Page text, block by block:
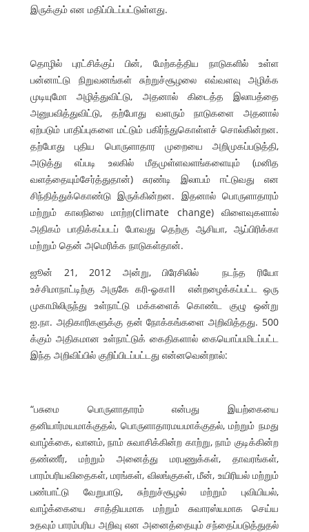
இருக்கும் என மதிப்பிடப்பட்டுள்ளது.
தொழில் புரட்சிக்குப் பின், மேற்கத்திய நாடுகளில் உள்ள
பன்னாட்டு நிறுவனங்கள் சுற்றுச்சூழலை எவ்வளவு அழிக்க
முடியுமோ அழித்துவிட்டு, அதனால் கிடைத்த இலாபத்தை
அனுபவித்துவிட்டு, தற்போது வளரும் நாடுகளை அதனால்
ஏற்படும் பாதிப்புகளை மட்டும் பகிர்ந்துகொள்ளச் சொல்கின்றன.
தற்போது புதிய பொருளாதார முறையை அறிமுகப்படுத்தி,
அடுத்து எப்படி உலகில் மீதமுள்ளவளங்களையும் (மனித
வளத்தையும்சேர்த்துதான்) சுரண்டி இலாபம் ஈட்டுவது என
சிந்தித்துக்கொண்டு இருக்கின்றன. இதனால் பொருளாதாரம்
மற்றும் காலநிலை மாற்ற(climate change) விளைவுகளால்
அதிகம் பாதிக்கப்படப் போவது தெற்கு ஆசியா, ஆப்பிரிக்கா
மற்றும் தென் அமெரிக்க நாடுகள்தான்.
ஜூன் 21, 2012 அன்று, பிரேசிலில் நடந்த ரியோ
உச்சிமாநாட்டிற்கு அருகே கரி-ஓகாII என்றழைக்கப்பட்ட ஒரு
முகாமிலிருந்து உள்நாட்டு மக்களைக் கொண்ட குழு ஒன்று
ஐ.நா. அதிகாரிகளுக்கு தன் நோக்கங்களை அறிவித்தது. 500
க்கும் அதிகமான உள்நாட்டுக் கைதிகளால் கையொப்பமிடப்பட்ட
இந்த அறிவிப்பில் குறிப்பிடப்பட்டது என்னவென்றால்:
“பசுமை பொருளாதாரம் என்பது இயற்கையை
தனியார்மயமாக்குதல், பொருளாதாரமயமாக்குதல், மற்றும் நமது
வாழ்க்கை, வானம், நாம் சுவாசிக்கின்ற காற்று, நாம் குடிக்கின்ற
தண்ணீர், மற்றும் அனைத்து மரபணுக்கள், தாவரங்கள்,
பாரம்பரியவிதைகள், மரங்கள், விலங்குகள், மீன், உயிரியல் மற்றும்
பண்பாட்டு வேறுபாடு, சுற்றுச்சூழல் மற்றும் புவியியல்,
வாழ்க்கையை சாத்தியமாக மற்றும் சுவாரஸ்யமாக செய்ய
உதவும் பாரம்பரிய அறிவு என அனைத்தையும் சந்தைப்படுத்துதல்